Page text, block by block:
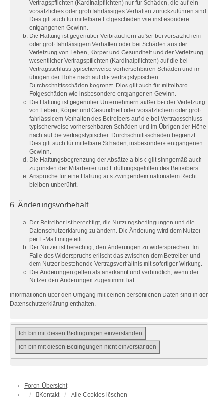
Vertragspflichten (Kardinalpflichten) nur für Schäden, die auf ein
vorsätzliches oder grob fahrlässiges Verhalten zurückzuführen sind.
Dies gilt auch für mittelbare Folgeschäden wie insbesondere
entgangenen Gewinn.
Die Haftung ist gegenüber Verbrauchern außer bei vorsätzlichem
oder grob fahrlässigem Verhalten oder bei Schäden aus der
Verletzung von Leben, Körper und Gesundheit und der Verletzung
wesentlicher Vertragspflichten (Kardinalpflichten) auf die bei
Vertragsschluss typischerweise vorhersehbaren Schäden und im
übrigen der Höhe nach auf die vertragstypischen
Durchschnittsschäden begrenzt. Dies gilt auch für mittelbare
Folgeschäden wie insbesondere entgangenen Gewinn.
Die Haftung ist gegenüber Unternehmern außer bei der Verletzung
von Leben, Körper und Gesundheit oder vorsätzlichem oder grob
fahrlässigem Verhalten des Betreibers auf die bei Vertragsschluss
typischerweise vorhersehbaren Schäden und im Übrigen der Höhe
nach auf die vertragstypischen Durchschnittsschäden begrenzt.
Dies gilt auch für mittelbare Schäden, insbesondere entgangenen
Gewinn.
Die Haftungsbegrenzung der Absätze a bis c gilt sinngemäß auch
zugunsten der Mitarbeiter und Erfüllungsgehilfen des Betreibers.
Ansprüche für eine Haftung aus zwingendem nationalem Recht
bleiben unberührt.
6. Änderungsvorbehalt
Der Betreiber ist berechtigt, die Nutzungsbedingungen und die
Datenschutzerklärung zu ändern. Die Änderung wird dem Nutzer
per E-Mail mitgeteilt.
Der Nutzer ist berechtigt, den Änderungen zu widersprechen. Im
Falle des Widerspruchs erlischt das zwischen dem Betreiber und
dem Nutzer bestehende Vertragsverhältnis mit sofortiger Wirkung.
Die Änderungen gelten als anerkannt und verbindlich, wenn der
Nutzer den Änderungen zugestimmt hat.
Informationen über den Umgang mit deinen persönlichen Daten sind in der
Datenschutzerklärung enthalten.
Foren-Übersicht
Kontakt
Alle Cookies löschen